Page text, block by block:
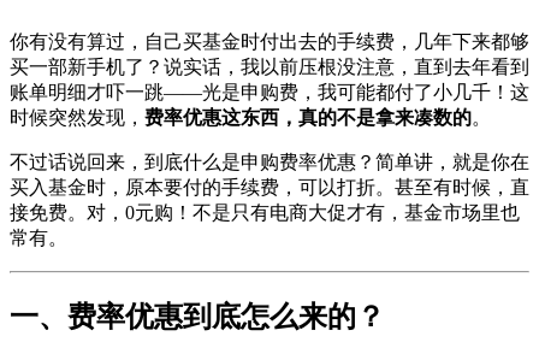
你有没有算过，自己买基金时付出去的手续费，几年下来都够
买一部新手机了？说实话，我以前压根没注意，直到去年看到
账单明细才吓一跳——光是申购费，我可能都付了小几千！这
时候突然发现， 费率优惠这东西，真的不是拿来凑数的。
不过话说回来，到底什么是申购费率优惠？简单讲，就是你在
买入基金时，原本要付的手续费，可以打折。甚至有时候，直
接免费。对，0元购！不是只有电商大促才有，基金市场里也
常有。
一、费率优惠到底怎么来的？